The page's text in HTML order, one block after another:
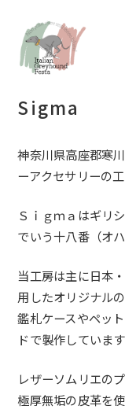
Sigma
神奈川県高座郡寒
ーアクセサリーの
Ｓｉｇｍａはギリ
でいう十八番（オ
当工房は主に日本
用したオリジナル
鑑札ケースやペッ
ドで製作しています
レザーソムリエの
極厚無垢の皮革を